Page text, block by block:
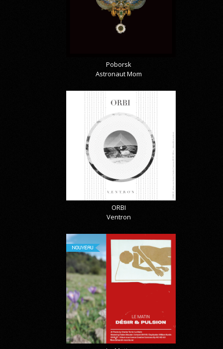
Poborsk
Astronaut Mom
ORBI
Ventron
NOUVEAU